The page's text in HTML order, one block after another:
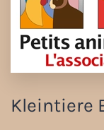
Kleintiere